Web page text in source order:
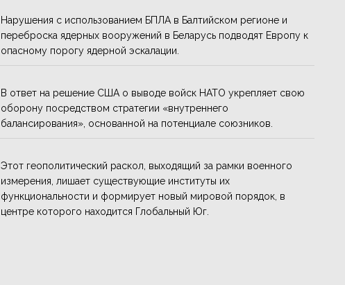
Нарушения с использованием БПЛА в Балтийском регионе и
переброска ядерных вооружений в Беларусь подводят Европу к
опасному порогу ядерной эскалации.
В ответ на решение США о выводе войск НАТО укрепляет свою
оборону посредством стратегии «внутреннего
балансирования», основанной на потенциале союзников.
Этот геополитический раскол, выходящий за рамки военного
измерения, лишает существующие институты их
функциональности и формирует новый мировой порядок, в
центре которого находится Глобальный Юг.